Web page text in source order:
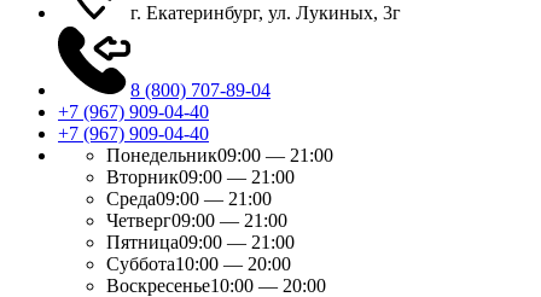
г. Екатеринбург, ул. Лукиных, 3г
8 (800) 707-89-04
+7 (967) 909-04-40
+7 (967) 909-04-40
Понедельник09:00 — 21:00
Вторник09:00 — 21:00
Среда09:00 — 21:00
Четверг09:00 — 21:00
Пятница09:00 — 21:00
Суббота10:00 — 20:00
Воскресенье10:00 — 20:00